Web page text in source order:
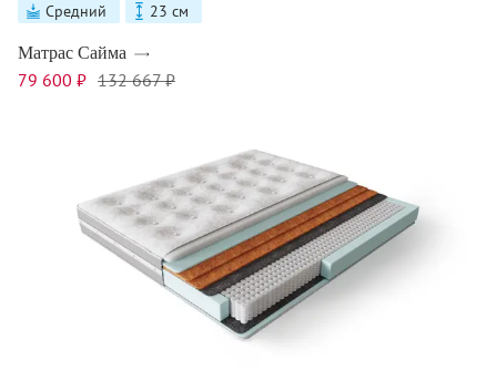
Средний 23 см
Матрас Сайма
79 600 ₽ 132 667 ₽